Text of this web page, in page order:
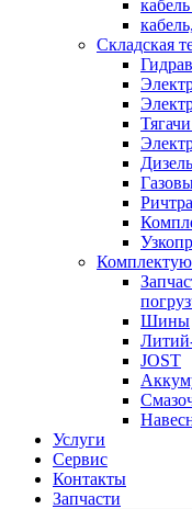
кабель,
Складская
Шины
JOST
Услуги
Сервис
Контакты
Запчасти